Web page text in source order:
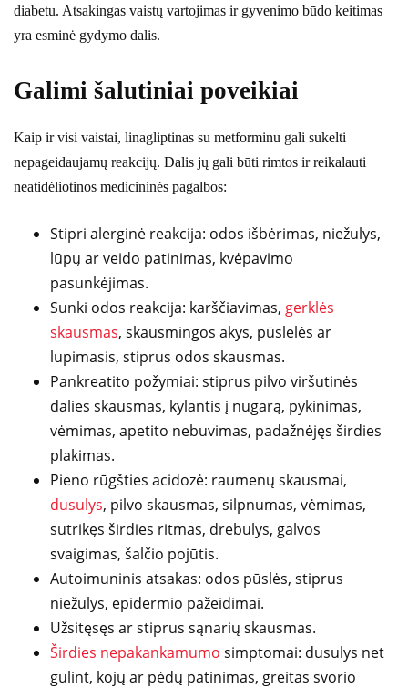
diabetu. Atsakingas vaistų vartojimas ir gyvenimo būdo keitimas
yra esminė gydymo dalis.
Galimi šalutiniai poveikiai
Kaip ir visi vaistai, linagliptinas su metforminu gali sukelti
nepageidaujamų reakcijų. Dalis jų gali būti rimtos ir reikalauti
neatidėliotinos medicininės pagalbos:
Stipri alerginė reakcija: odos išbėrimas, niežulys,
lūpų ar veido patinimas, kvėpavimo
pasunkėjimas.
Sunki odos reakcija: karščiavimas, gerklės
skausmas, skausmingos akys, pūslelės ar
lupimasis, stiprus odos skausmas.
Pankreatito požymiai: stiprus pilvo viršutinės
dalies skausmas, kylantis į nugarą, pykinimas,
vėmimas, apetito nebuvimas, padažnėjęs širdies
plakimas.
Pieno rūgšties acidozė: raumenų skausmai,
dusulys, pilvo skausmas, silpnumas, vėmimas,
sutrikęs širdies ritmas, drebulys, galvos
svaigimas, šalčio pojūtis.
Autoimuninis atsakas: odos pūslės, stiprus
niežulys, epidermio pažeidimai.
Užsitęsęs ar stiprus sąnarių skausmas.
Širdies nepakankamumo simptomai: dusulys net
gulint, kojų ar pėdų patinimas, greitas svorio